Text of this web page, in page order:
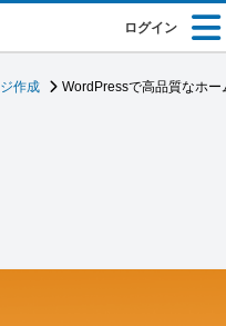
ログイン
作成 WordPressで高品質なホ